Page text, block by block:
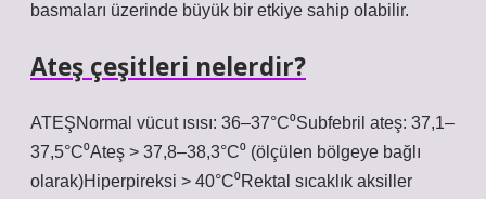
basmaları üzerinde büyük bir etkiye sahip olabilir.
Ateş çeşitleri nelerdir?
ATEŞNormal vücut ısısı: 36–37°C⁰Subfebril ateş: 37,1–
37,5°C⁰Ateş > 37,8–38,3°C⁰ (ölçülen bölgeye bağlı
olarak)Hiperpireksi > 40°C⁰Rektal sıcaklık aksiller